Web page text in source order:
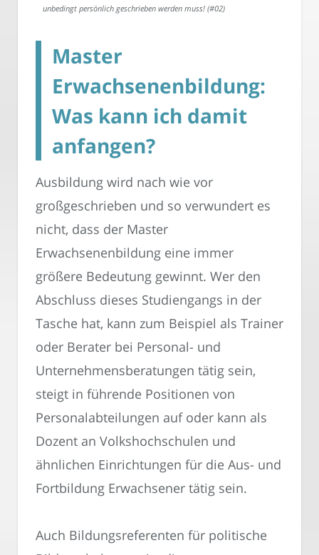
unbedingt persönlich geschrieben werden muss! (#02)
Master
Erwachsenenbildung:
Was kann ich damit
anfangen?
Ausbildung wird nach wie vor
großgeschrieben und so verwundert es
nicht, dass der Master
Erwachsenenbildung eine immer
größere Bedeutung gewinnt. Wer den
Abschluss dieses Studiengangs in der
Tasche hat, kann zum Beispiel als Trainer
oder Berater bei Personal- und
Unternehmensberatungen tätig sein,
steigt in führende Positionen von
Personalabteilungen auf oder kann als
Dozent an Volkshochschulen und
ähnlichen Einrichtungen für die Aus- und
Fortbildung Erwachsener tätig sein.
Auch Bildungsreferenten für politische